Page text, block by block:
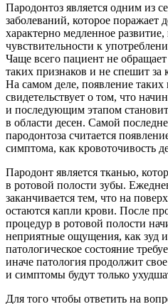
Пародонтоз является одним из
заболеваний, которое поражает
характерно медленное
чувствительности к
Чаще всего пациент не
таких признаков и не спешит за
На самом деле, появление
свидетельствует о том, что
и последующим этапом
в области десен. Самой
пародонтоза считается
симптома, как кровоточивость
Пародонт является тканью,
в ротовой полости зубы.
заканчивается тем, что на
остаются капли крови. После
процедур в ротовой полости
неприятные ощущения, как зуд
патологическое состояние
иначе патология продолжит
и симптомы будут только
Для того чтобы ответить на